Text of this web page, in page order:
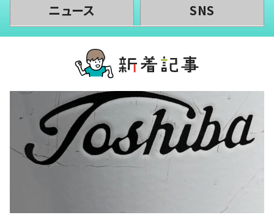
ニュース SNS